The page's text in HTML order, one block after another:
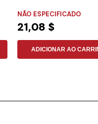
NÃO ESPECIFICADO
21,08 $
ADICIONAR AO